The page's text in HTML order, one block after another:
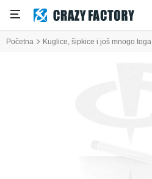
Početna Kuglice, šipkice i još mnogo toga